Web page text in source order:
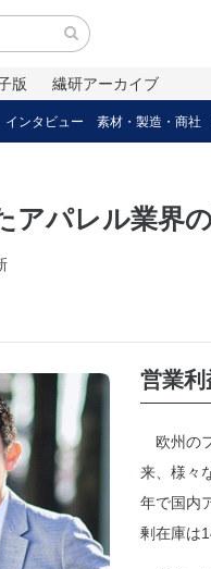
版 繊研アーカイブ
インタビュー 素材・製造・商社
アパレル業界
営業利
欧州の
来、様々
年で国内
剰在庫は